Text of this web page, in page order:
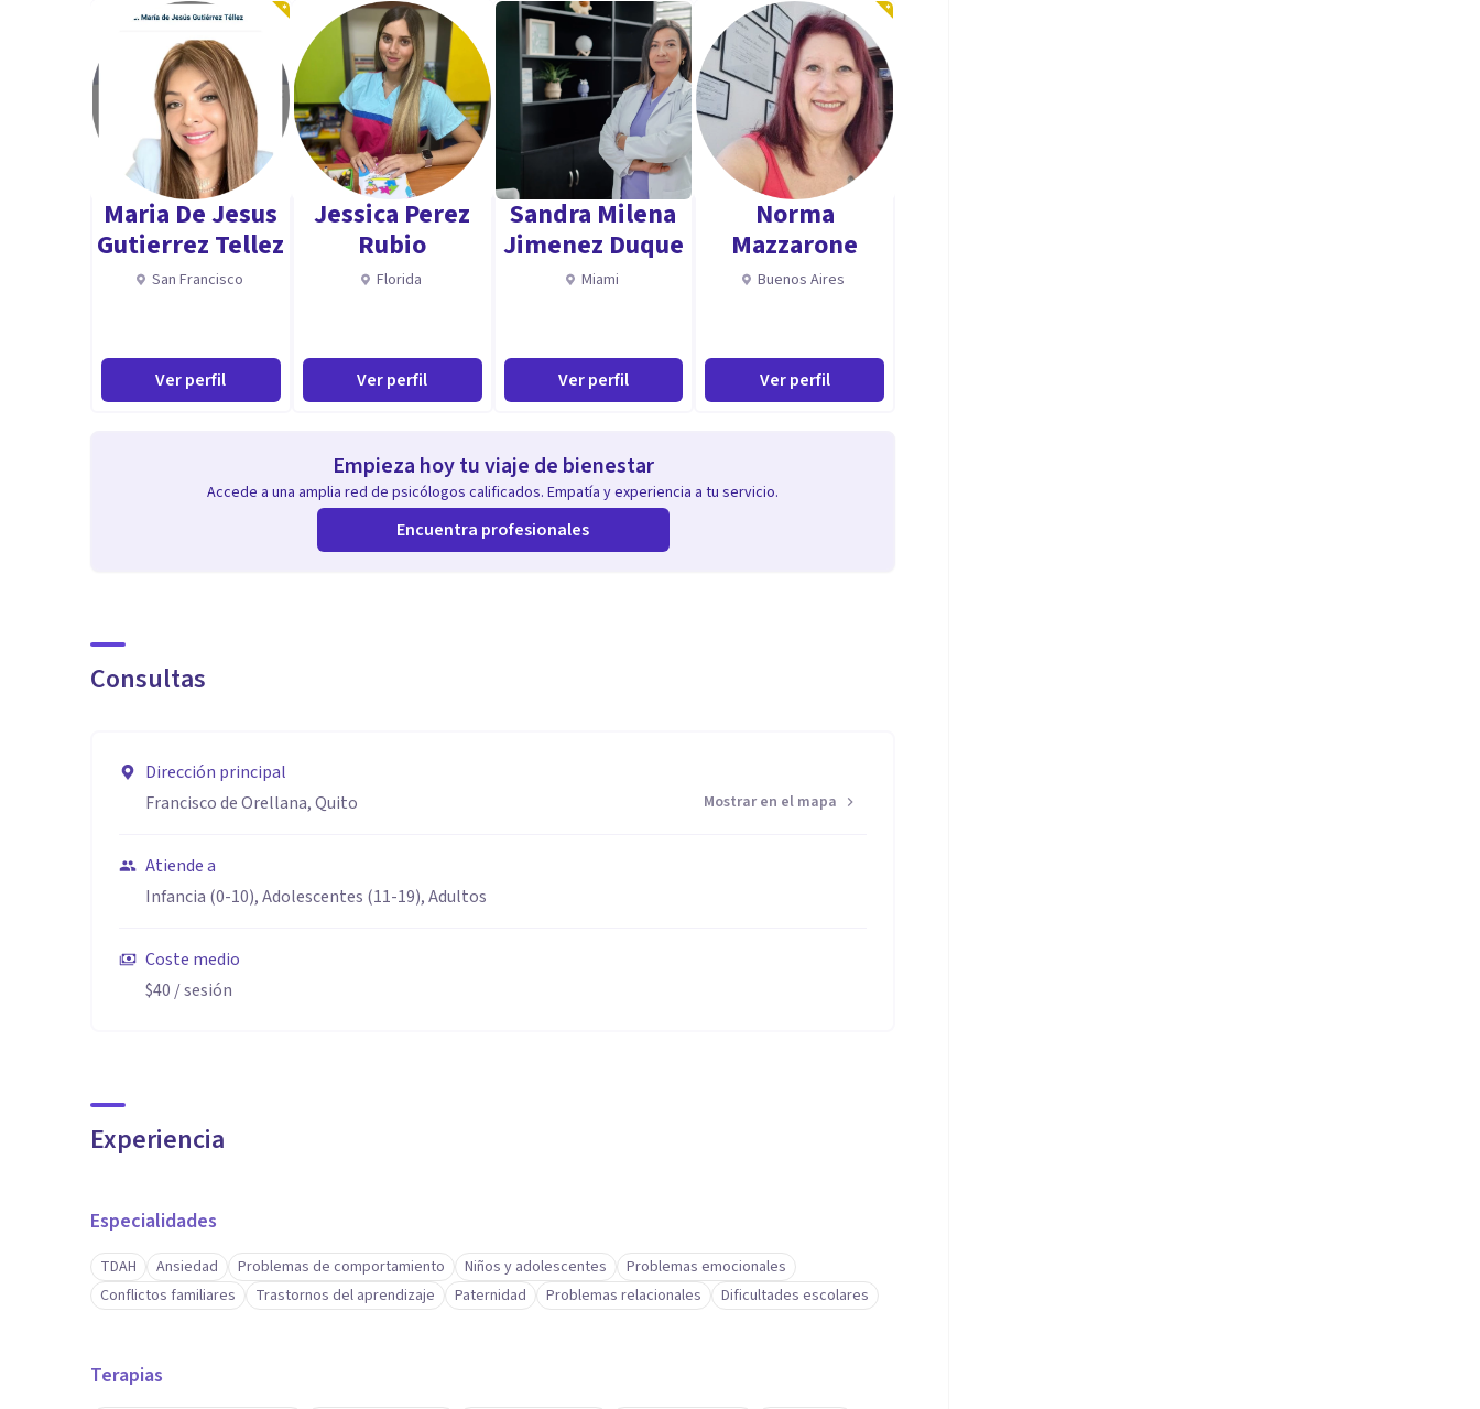
- Fomentar la autoaceptación y el amor propio
- Cultivar una mayor conciencia y compasión hacia uno mismo
Utilizando diferentes enfoques psicológicos y técnicas, para abordar desde trastornos del estado de animo,
como ansiedad y depresión, hasta el trauma y las dificultades interpersonales.
- Terapia cognitiva-conductual
- Terapia dialectica-conduactual
- Terapia narrativa
- Terapia sistemica (parejas, familias)
- Mindfulness
Mi propósito es acompañarte en tu proceso de auto conocimiento hacia la autorealizacion y bienestar
emocional en un espacio seguro, aprendiendo y utilizando nuevas habilidades para vivir una vida plena.
“Todo depende de cómo vemos las cosas y no de cómo son en realidad”
-Carl Gustav Jung
Maria De Jesus
Gutierrez Tellez
San Francisco
Ver perfil
Jessica Perez
Rubio
Florida
Ver perfil
Sandra Milena
Jimenez Duque
Miami
Ver perfil
Norma
Mazzarone
Buenos Aires
Ver perfil
Empieza hoy tu viaje de bienestar
Accede a una amplia red de psicólogos calificados. Empatía y experiencia a tu servicio.
Encuentra profesionales
Consultas
Dirección principal
Francisco de Orellana, Quito
Mostrar en el mapa
Atiende a
Infancia (0-10), Adolescentes (11-19), Adultos
Coste medio
$40 / sesión
Experiencia
Especialidades
TDAH Ansiedad Problemas de comportamiento Niños y adolescentes
Problemas emocionales
Conflictos familiares
Trastornos del aprendizaje Paternidad Problemas relacionales Dificultades escolares
Terapias